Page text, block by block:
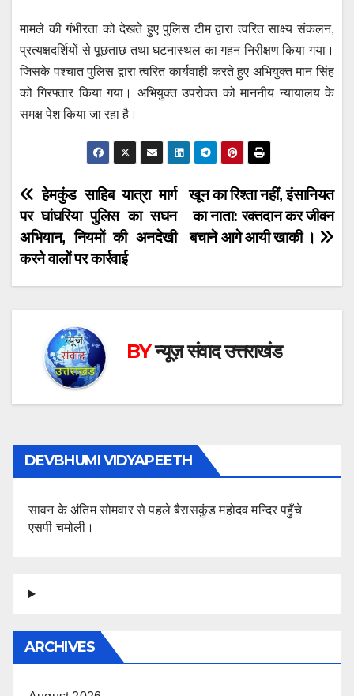
मामले की गंभीरता को देखते हुए पुलिस टीम द्वारा त्वरित साक्ष्य संकलन,
प्रत्यक्षदर्शियों से पूछताछ तथा घटनास्थल का गहन निरीक्षण किया गया।
जिसके पश्चात पुलिस द्वारा त्वरित कार्यवाही करते हुए अभियुक्त मान सिंह
को गिरफ्तार किया गया। अभियुक्त उपरोक्त को माननीय न्यायालय के
समक्ष पेश किया जा रहा है।
Post
navigation
खून का रिश्ता नहीं, इंसानियत
का नाता: रक्तदान कर जीवन
बचाने आगे आयी खाकी ।
हेमकुंड साहिब यात्रा मार्ग
पर घांघरिया पुलिस का सघन
अभियान, नियमों की अनदेखी
करने वालों पर कार्रवाई
BYन्यूज़ संवाद उत्तराखंड
DEVBHUMI VIDYAPEETH
सावन के अंतिम सोमवार से पहले बैरासकुंड महोदव मन्दिर पहुँचे
एसपी चमोली।
ARCHIVES